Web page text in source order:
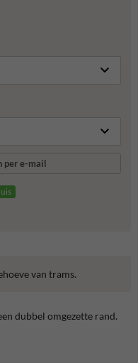
per e-mail
van trams.
dubbel omgezette rand.